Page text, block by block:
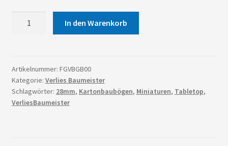
In den Warenkorb
Artikelnummer: FGVBGB00
Kategorie: Verlies Baumeister
Schlagwörter: 28mm, Kartonbaubögen, Miniaturen, Tabletop,
VerliesBaumeister